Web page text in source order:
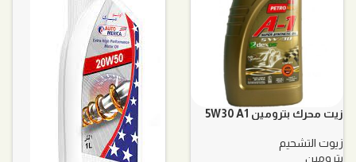
زيت محرك بترومين 5W30 A1
زيوت التشحيم
بترومين